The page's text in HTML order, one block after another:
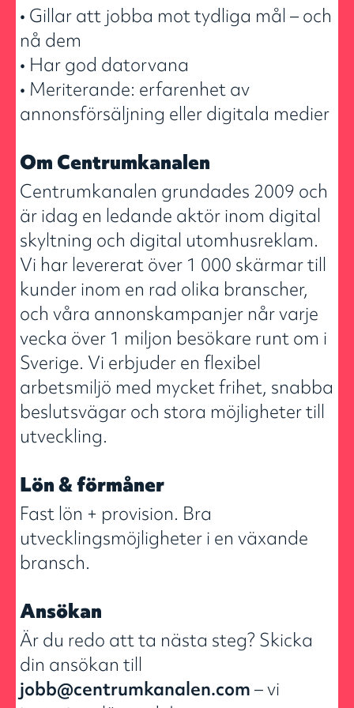
• Gillar att jobba mot tydliga mål – och
nå dem
• Har god datorvana
• Meriterande: erfarenhet av
annonsförsäljning eller digitala medier
Om Centrumkanalen
Centrumkanalen grundades 2009 och
är idag en ledande aktör inom digital
skyltning och digital utomhusreklam.
Vi har levererat över 1 000 skärmar till
kunder inom en rad olika branscher,
och våra annonskampanjer når varje
vecka över 1 miljon besökare runt om i
Sverige. Vi erbjuder en flexibel
arbetsmiljö med mycket frihet, snabba
beslutsvägar och stora möjligheter till
utveckling.
Lön & förmåner
Fast lön + provision. Bra
utvecklingsmöjligheter i en växande
bransch.
Ansökan
Är du redo att ta nästa steg? Skicka
din ansökan till
jobb@centrumkanalen.com – vi